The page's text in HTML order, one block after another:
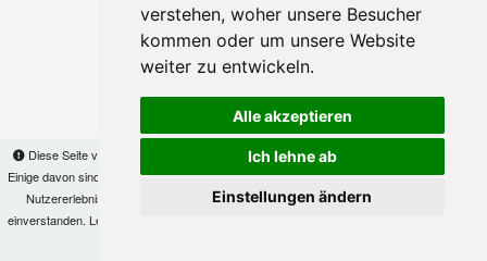
verstehen, woher unsere Besucher
kommen oder um unsere Website
weiter zu entwickeln.
Alle akzeptieren
Ich lehne ab
Einstellungen ändern
Diese Seite verwendet Cookies, um Informationen auf Ihrem Computer zu speichern.
Einige davon sind notwendig, damit unsere Seite funktioniert, andere helfen uns dabei, das
Nutzererlebnis zu verbessern. Mit der Nutzung dieser Seite erklären Sie sich damit
einverstanden. Lesen Sie unsere